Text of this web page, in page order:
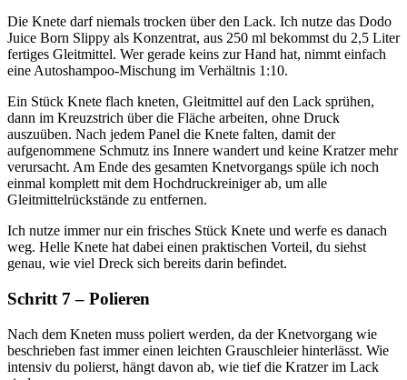
Die Knete darf niemals trocken über den Lack. Ich nutze das Dodo
Juice Born Slippy als Konzentrat, aus 250 ml bekommst du 2,5 Liter
fertiges Gleitmittel. Wer gerade keins zur Hand hat, nimmt einfach
eine Autoshampoo-Mischung im Verhältnis 1:10.
Ein Stück Knete flach kneten, Gleitmittel auf den Lack sprühen,
dann im Kreuzstrich über die Fläche arbeiten, ohne Druck
auszuüben. Nach jedem Panel die Knete falten, damit der
aufgenommene Schmutz ins Innere wandert und keine Kratzer mehr
verursacht. Am Ende des gesamten Knetvorgangs spüle ich noch
einmal komplett mit dem Hochdruckreiniger ab, um alle
Gleitmittelrückstände zu entfernen.
Ich nutze immer nur ein frisches Stück Knete und werfe es danach
weg. Helle Knete hat dabei einen praktischen Vorteil, du siehst
genau, wie viel Dreck sich bereits darin befindet.
Schritt 7 – Polieren
Nach dem Kneten muss poliert werden, da der Knetvorgang wie
beschrieben fast immer einen leichten Grauschleier hinterlässt. Wie
intensiv du polierst, hängt davon ab, wie tief die Kratzer im Lack